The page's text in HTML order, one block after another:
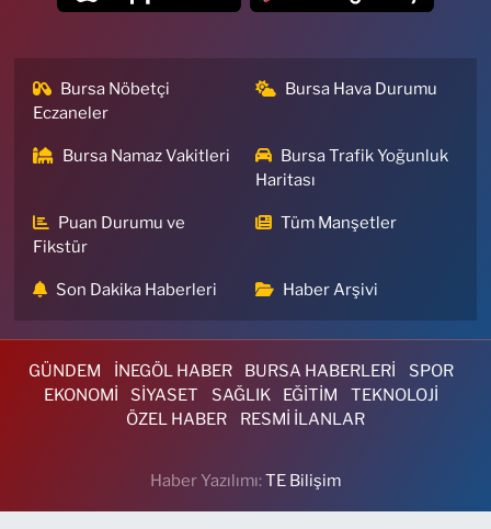
Bursa Nöbetçi
Eczaneler
Bursa Hava Durumu
Bursa Namaz Vakitleri
Bursa Trafik Yoğunluk
Haritası
Puan Durumu ve
Fikstür
Tüm Manşetler
Son Dakika Haberleri Haber Arşivi
GÜNDEM İNEGÖL HABER BURSA HABERLERİ
SPOR
EKONOMİ
SİYASET SAĞLIK EĞİTİM
TEKNOLOJİ
ÖZEL HABER
RESMİ İLANLAR
Haber Yazılımı:TE Bilişim